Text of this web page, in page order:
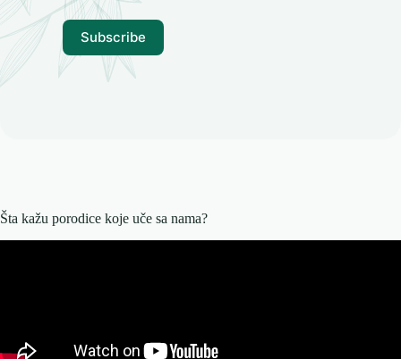
Šta kažu porodice koje uče sa nama?